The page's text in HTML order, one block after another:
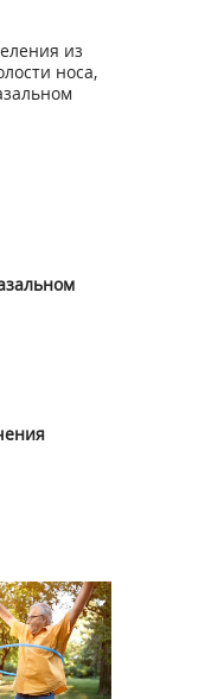
из
носа,